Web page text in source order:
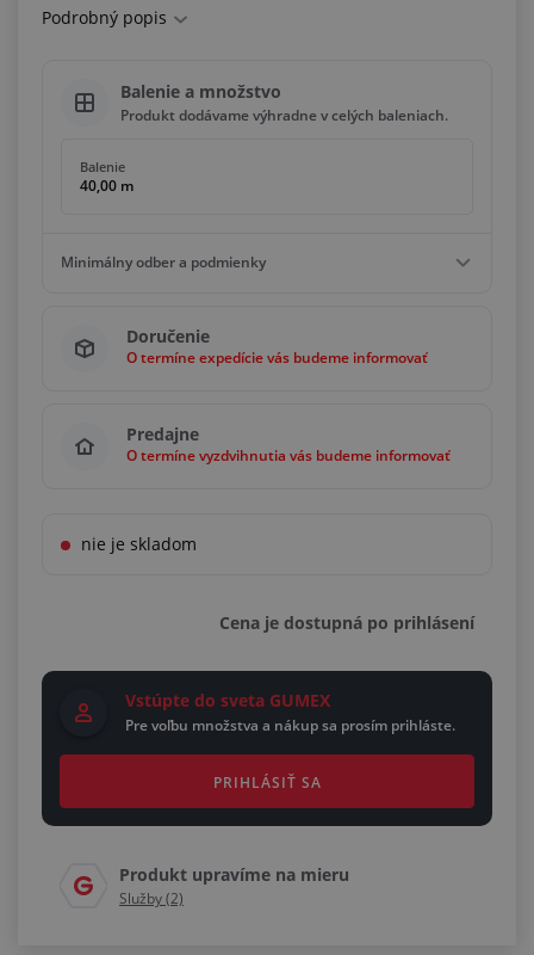
Podrobný popis
Balenie a množstvo
Produkt dodávame výhradne v celých baleniach.
Balenie
40,00 m
Minimálny odber a podmienky
40,00 m
Násobky 40,00 m
Doručenie
O termíne expedície vás budeme informovať
Predajne
O termíne vyzdvihnutia vás budeme informovať
nie je skladom
Cena je dostupná po prihlásení
Vstúpte do sveta GUMEX
Pre voľbu množstva a nákup sa prosím prihláste.
PRIHLÁSIŤ SA
Produkt upravíme na mieru
Služby (2)